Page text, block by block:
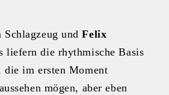
Schlagzeug undFelix
liefern die rhythmische Basis
die im ersten Moment
mögen, aber eben